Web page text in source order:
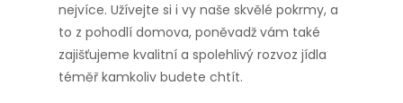
nejvíce. Užívejte si i vy naše skvělé pokrmy, a
to z pohodlí domova, poněvadž vám také
zajišťujeme kvalitní a spolehlivý rozvoz jídla
téměř kamkoliv budete chtít.